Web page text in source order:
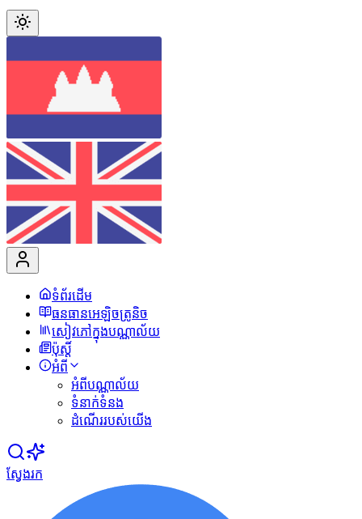
ទំព័រដើម
ធនធានអេឡិចត្រូនិច
សៀវភៅក្នុងបណ្ណាល័យ
ប៉ុស្ដិ៍
អំពី
អំពីបណ្ណាល័យ
ទំនាក់ទំនង
ដំណើររបស់យើង
ស្វែងរក